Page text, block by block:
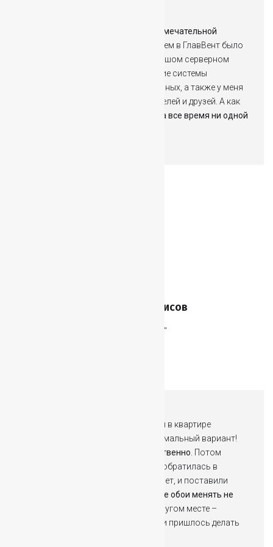
Более десяти лет я клиент этой замечательной
. Моим первым обращением в ГлавВент было
установка кондиционера в небольшом серверном
помещении. Сегодня климатические системы
ГлавВента работают в трёх серверных, а также у меня
в квартире, в квартире моих родителей и друзей. А как
за все время ни одной
Александр Борисов
"Шишкин лес"
Сначала поставила кондиционеры в квартире
родителей. Помогли выбрать оптимальный вариант!
Установили быстро, чисто и качественно . Потом
ставила в своей квартире, и тоже обратилась в
«ГлаВент». Тоже дали хороший совет, и поставили
Даже обои менять не
! Соседи заказывали в другом месте –
получилось почти вдвое дороже, и пришлось делать